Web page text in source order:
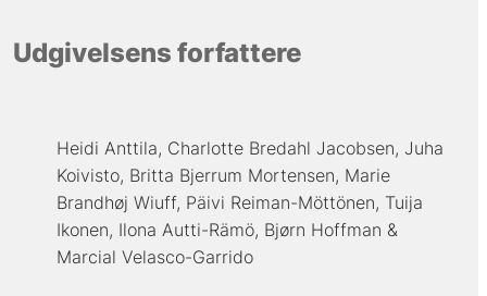
Udgivelsens forfattere
Heidi Anttila Charlotte Bredahl Jacobsen Juha
Koivisto Britta Bjerrum Mortensen Marie
Brandhøj Wiuff Päivi Reiman-Möttönen Tuija
Ikonen Ilona Autti-Rämö Bjørn Hoffman
Marcial Velasco-Garrido